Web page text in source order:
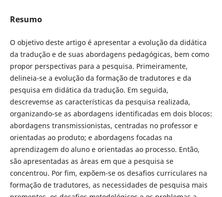
Resumo
O objetivo deste artigo é apresentar a evolução da didática
da tradução e de suas abordagens pedagógicas, bem como
propor perspectivas para a pesquisa. Primeiramente,
delineia-se a evolução da formação de tradutores e da
pesquisa em didática da tradução. Em seguida,
descrevemse as características da pesquisa realizada,
organizando-se as abordagens identificadas em dois blocos:
abordagens transmissionistas, centradas no professor e
orientadas ao produto; e abordagens focadas na
aprendizagem do aluno e orientadas ao processo. Então,
são apresentadas as áreas em que a pesquisa se
concentrou. Por fim, expõem-se os desafios curriculares na
formação de tradutores, as necessidades de pesquisa mais